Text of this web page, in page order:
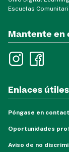
Escuelas
Mantente en
Enlaces útiles
Póngase en
Oportunidades
Aviso de no